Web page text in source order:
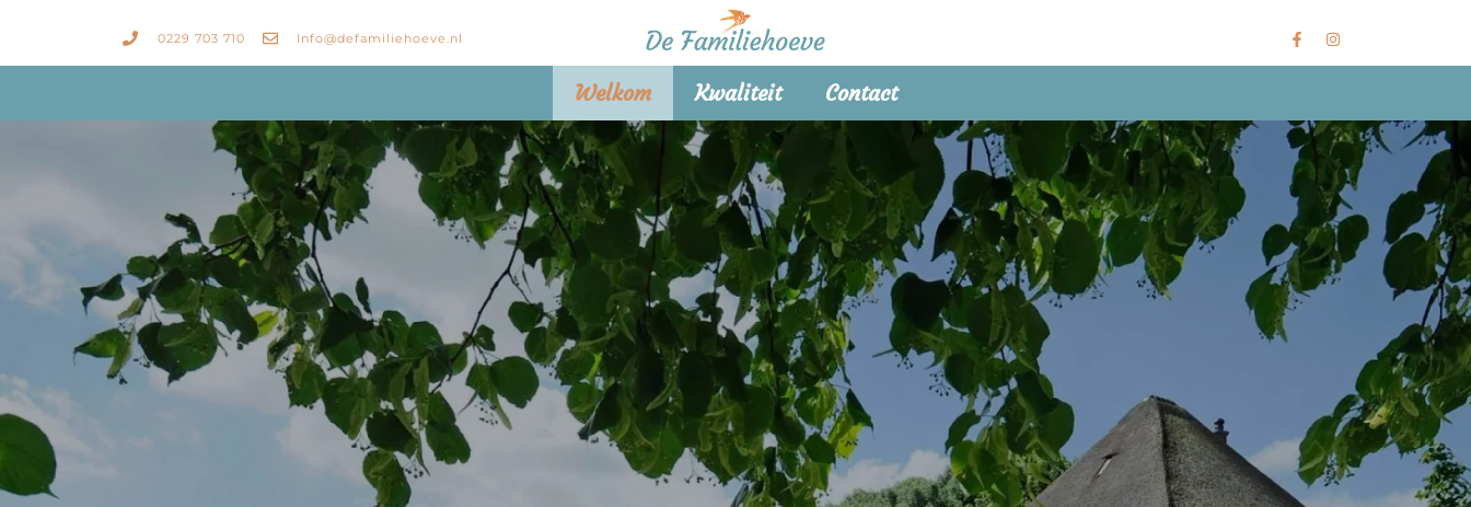
0229 703 710 Info@defamiliehoeve.nl
Welkom Kwaliteit Contact